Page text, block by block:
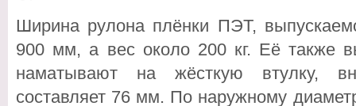
Ширина рулона плёнки ПЭТ,
900 мм, а вес около 200 кг. Её также
наматывают на жёсткую втулку,
составляет 76 мм. По наружному